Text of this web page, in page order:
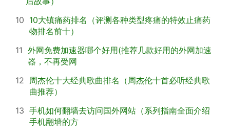
10 10大镇痛药排名（评测各种类型疼痛的特效止痛药
物排名前十）
11 外网免费加速器哪个好用(推荐几款好用的外网加速
器，不再受网
12 周杰伦十大经典歌曲排名（周杰伦十首必听经典歌
曲推荐）
13 手机如何翻墙去访问国外网站（系列指南全面介绍
手机翻墙的方